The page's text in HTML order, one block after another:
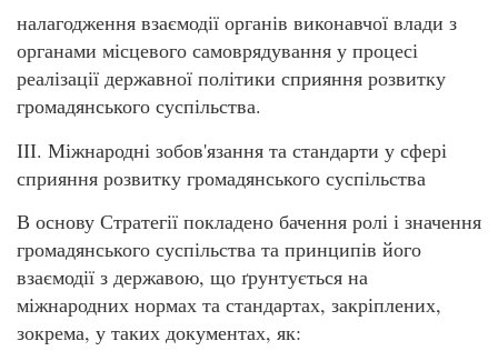
налагодження взаємодії органів виконавчої влади з
органами місцевого самоврядування у процесі
реалізації державної політики сприяння розвитку
громадянського суспільства.
ІІІ. Міжнародні зобов'язання та стандарти у сфері
сприяння розвитку громадянського суспільства
В основу Стратегії покладено бачення ролі і значення
громадянського суспільства та принципів його
взаємодії з державою, що ґрунтується на
міжнародних нормах та стандартах, закріплених,
зокрема, у таких документах, як: